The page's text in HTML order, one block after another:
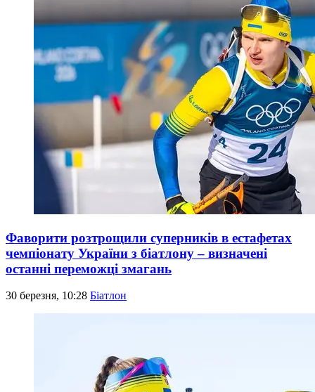
Фаворити розтрощили суперників в естафетах
чемпіонату України з біатлону – визначені
останні переможці змагань
30 березня, 10:28 Біатлон